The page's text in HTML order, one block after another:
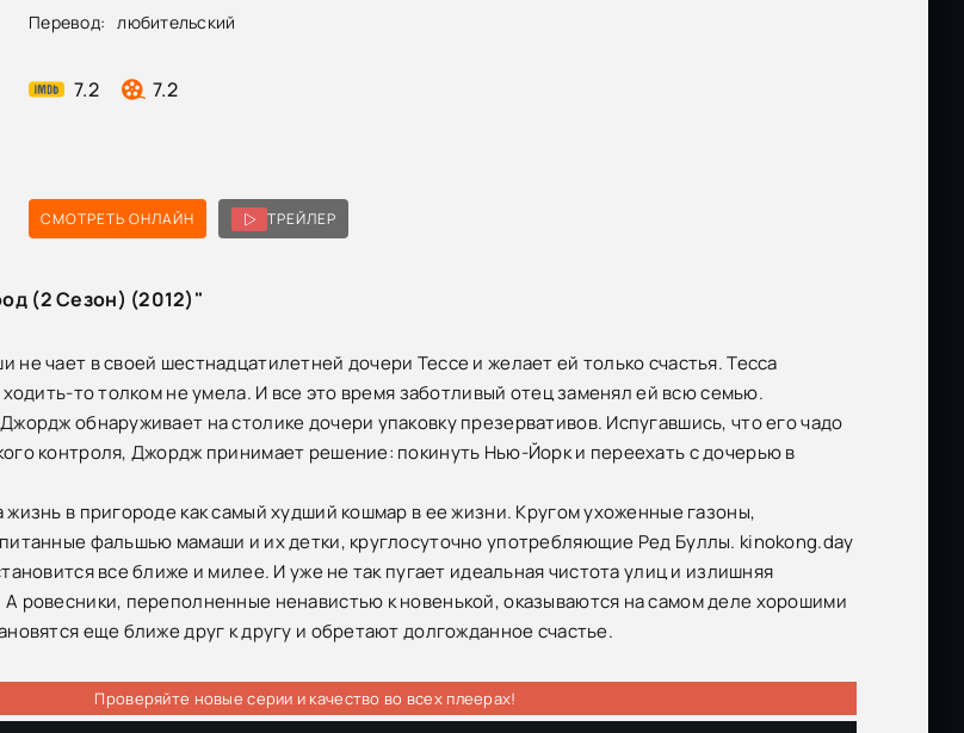
Перевод: любительский
7.2 7.2
СМОТРЕТЬ ОНЛАЙН ТРЕЙЛЕР
(2 Сезон) (2012)"
чает в своей шестнадцатилетней дочери Тессе и желает ей только счастья. Тесса
то толком не умела. И все это время заботливый отец заменял ей всю семью.
обнаруживает на столике дочери упаковку презервативов. Испугавшись, что его чадо
контроля, Джордж принимает решение: покинуть Нью-Йорк и переехать с дочерью в
жизнь в пригороде как самый худший кошмар в ее жизни. Кругом ухоженные газоны,
фальшью мамаши и их детки, круглосуточно употребляющие Ред Буллы. kinokong.day
все ближе и милее. И уже не так пугает идеальная чистота улиц и излишняя
ровесники, переполненные ненавистью к новенькой, оказываются на самом деле хорошими
еще ближе друг к другу и обретают долгожданное счастье.
Проверяйте новые серии и качество во всех плеерах!